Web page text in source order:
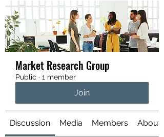
Market Research Group
Public · 1 member
Join
Discussion Media Members About